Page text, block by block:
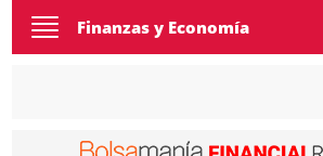
Toggle
navigation
Finanzas y Economía